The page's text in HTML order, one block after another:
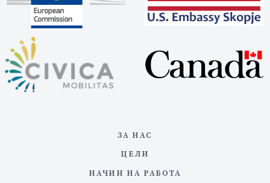
ЗА НАС
ЦЕЛИ
НАЧИН НА РАБОТА